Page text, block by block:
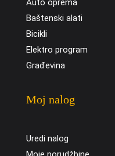
Auto oprema
Baštenski alati
Bicikli
Elektro program
Građevina
Moj nalog
Uredi nalog